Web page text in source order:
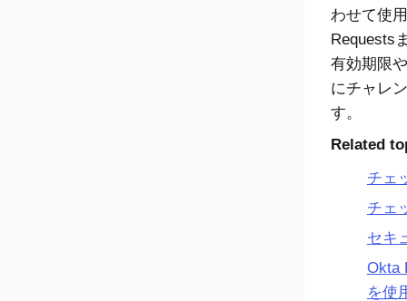
わせて使
Requests
有効期限
にチャレ
す。
Related
チェ
チェ
セキ
Okta
を使